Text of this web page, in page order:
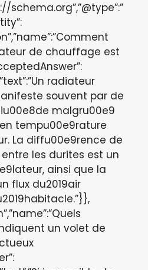
schema.org”,”@type”:”
de chauffage est
radiateur
souvent par de
malgru00e9
tempu00e9rature
La diffu00e9rence de
les durites est un
ainsi que la
flux du2019air
un volet de